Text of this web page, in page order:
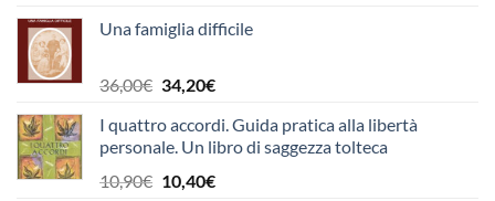
originale
14,80€.
attuale
14,10€.
Una famiglia difficile
36,00€ Il
originale
era:
36,00€.
34,20€Il
attuale
è:
34,20€.
I quattro accordi. Guida pratica alla libertà
personale. Un libro di saggezza tolteca
10,90€ Il
10,40€Il